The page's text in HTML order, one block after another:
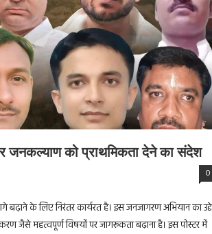
और जनकल्याण को प्राथमिकता देने का संदेश
0
बढ़ाने के लिए निरंतर कार्यरत है। इस जनजागरण अभियान का
जैसे महत्वपूर्ण विषयों पर जागरूकता बढ़ाना है। इस पोस्टर में